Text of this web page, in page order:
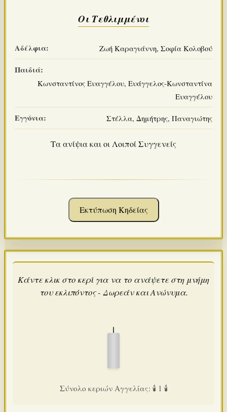
Οι Τεθλιμμένοι
Αδέλφια: Ζωή Καραγιάννη, Σοφία Κολοβού
Παιδιά:
Κωνσταντίνος Ευαγγέλου, Ευάγγελος-Κωνσταντίνα
Ευαγγέλου
Εγγόνια: Στέλλα, Δημήτρης, Παναγιώτης
Τα ανίψια και οι Λοιποί Συγγενείς
Εκτύπωση Κηδείας
Κάντε κλικ στο κερί για να το ανάψετε στη μνήμη
του εκλιπόντος - Δωρεάν και Ανώνυμα.
Σύνολο κεριών Αγγελίας: 🕯️ 1 🕯️